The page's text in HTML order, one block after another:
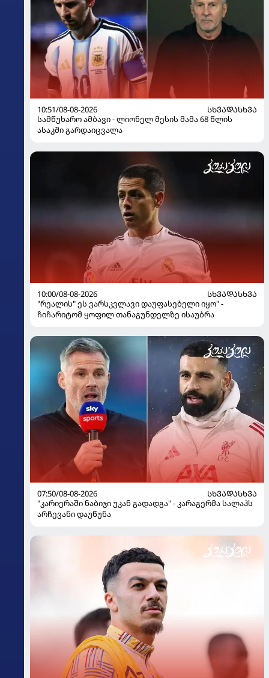
10:51/08-08-2026
ᲡᲮᲕᲐᲓᲐᲡᲮᲕᲐ
სამწუხარო ამბავი - ლიონელ მესის მამა 68 წლის
ასაკში გარდაიცვალა
10:00/08-08-2026
ᲡᲮᲕᲐᲓᲐᲡᲮᲕᲐ
"რეალის" ეს ვარსკვლავი დაუფასებელი იყო" -
ჩიჩარიტომ ყოფილ თანაგუნდელზე ისაუბრა
07:50/08-08-2026
ᲡᲮᲕᲐᲓᲐᲡᲮᲕᲐ
"კარიერაში ნაბიჯი უკან გადადგა" - კარაგერმა სალაჰს
არჩევანი დაუწუნა